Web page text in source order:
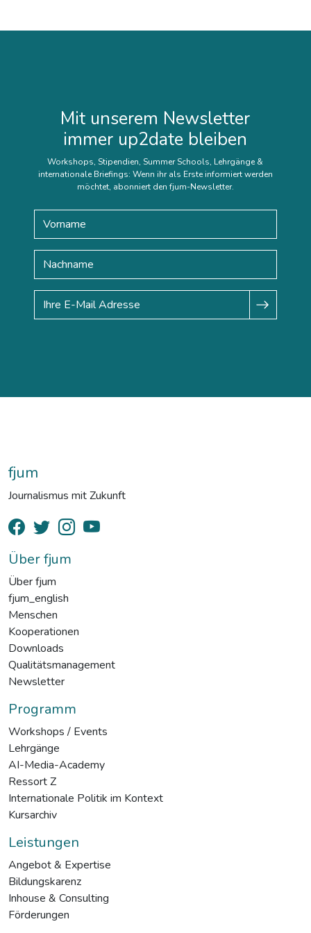
Mit unserem Newsletter
immer up2date bleiben
Workshops, Stipendien, Summer Schools, Lehrgänge &
internationale Briefings: Wenn ihr als Erste informiert werden
möchtet, abonniert den fjum-Newsletter.
fjum
Journalismus mit Zukunft
Über fjum
Über fjum
fjum_english
Menschen
Kooperationen
Downloads
Qualitätsmanagement
Newsletter
Programm
Workshops / Events
Lehrgänge
AI-Media-Academy
Ressort Z
Internationale Politik im Kontext
Kursarchiv
Leistungen
Angebot & Expertise
Bildungskarenz
Inhouse & Consulting
Förderungen